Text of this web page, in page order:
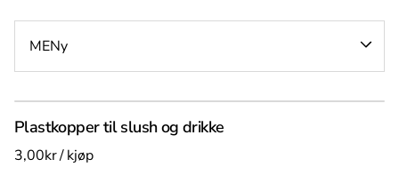
MENy
Alle produkter
Dekor & utstilling
Lyd, lys & effekter
Toalett og sanitær
Sanitær for event
Plastkopper til slush og drikke
/